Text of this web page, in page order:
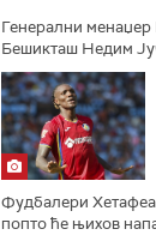
Генерални
Бешикташ Недим
Евролиги важна
одговорност, као и
Фудбалери
попто ће њихов